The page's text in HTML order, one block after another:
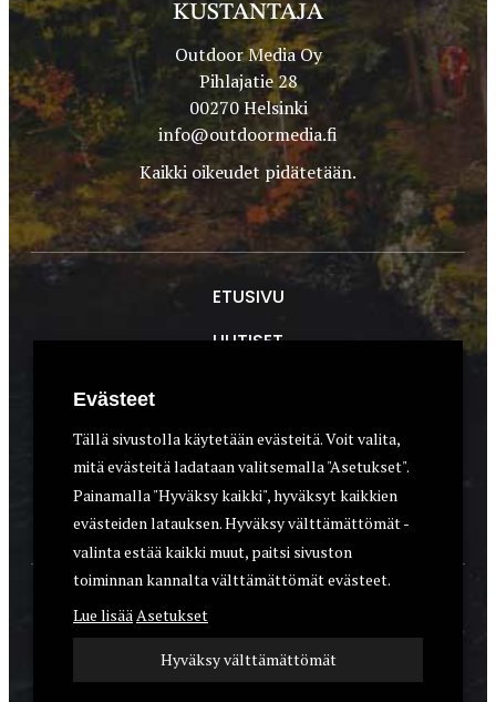
KUSTANTAJA
Outdoor Media Oy
Pihlajatie 28
00270 Helsinki
info@outdoormedia.fi
Kaikki oikeudet pidätetään.
ETUSIVU
UUTISET
ASEET & OPTIIKKA
VARUSTEET
KOIRAT
YHTEYSTIEDOT
REKISTERISELOSTE
Evästeet
Tällä sivustolla käytetään evästeitä. Voit valita,
mitä evästeitä ladataan valitsemalla "Asetukset".
Painamalla "Hyväksy kaikki", hyväksyt kaikkien
evästeiden latauksen. Hyväksy välttämättömät -
valinta estää kaikki muut, paitsi sivuston
toiminnan kannalta välttämättömät evästeet.
Lue lisääAsetukset
Hyväksy välttämättömät